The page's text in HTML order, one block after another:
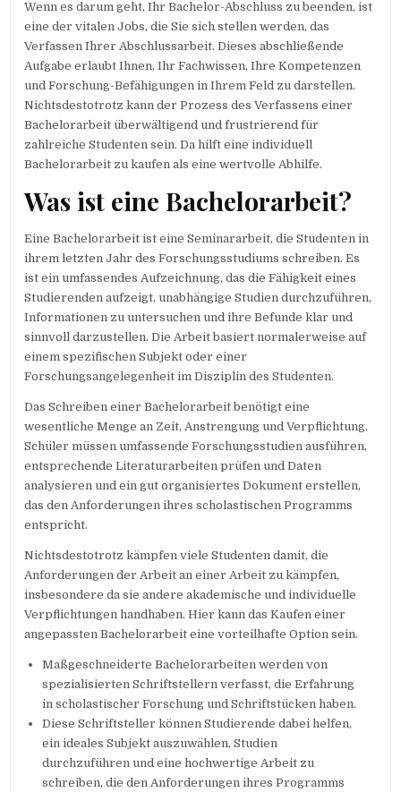
Wenn es darum geht, Ihr Bachelor-Abschluss zu beenden, ist
eine der vitalen Jobs, die Sie sich stellen werden, das
Verfassen Ihrer Abschlussarbeit. Dieses abschließende
Aufgabe erlaubt Ihnen, Ihr Fachwissen, Ihre Kompetenzen
und Forschung-Befähigungen in Ihrem Feld zu darstellen.
Nichtsdestotrotz kann der Prozess des Verfassens einer
Bachelorarbeit überwältigend und frustrierend für
zahlreiche Studenten sein. Da hilft eine individuell
Bachelorarbeit zu kaufen als eine wertvolle Abhilfe.
Was ist eine Bachelorarbeit?
Eine Bachelorarbeit ist eine Seminararbeit, die Studenten in
ihrem letzten Jahr des Forschungsstudiums schreiben. Es
ist ein umfassendes Aufzeichnung, das die Fähigkeit eines
Studierenden aufzeigt, unabhängige Studien durchzuführen,
Informationen zu untersuchen und ihre Befunde klar und
sinnvoll darzustellen. Die Arbeit basiert normalerweise auf
einem spezifischen Subjekt oder einer
Forschungsangelegenheit im Disziplin des Studenten.
Das Schreiben einer Bachelorarbeit benötigt eine
wesentliche Menge an Zeit, Anstrengung und Verpflichtung.
Schüler müssen umfassende Forschungsstudien ausführen,
entsprechende Literaturarbeiten prüfen und Daten
analysieren und ein gut organisiertes Dokument erstellen,
das den Anforderungen ihres scholastischen Programms
entspricht.
Nichtsdestotrotz kämpfen viele Studenten damit, die
Anforderungen der Arbeit an einer Arbeit zu kämpfen,
insbesondere da sie andere akademische und individuelle
Verpflichtungen handhaben. Hier kann das Kaufen einer
angepassten Bachelorarbeit eine vorteilhafte Option sein.
Maßgeschneiderte Bachelorarbeiten werden von
spezialisierten Schriftstellern verfasst, die Erfahrung
in scholastischer Forschung und Schriftstücken haben.
Diese Schriftsteller können Studierende dabei helfen,
ein ideales Subjekt auszuwählen, Studien
durchzuführen und eine hochwertige Arbeit zu
schreiben, die den Anforderungen ihres Programms